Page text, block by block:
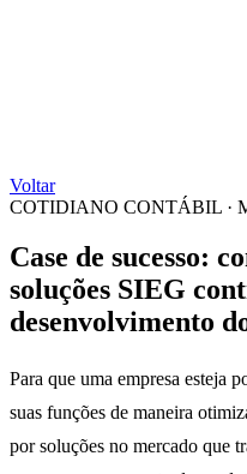
Voltar
COTIDIANO CONTÁBIL ·
Case de sucesso:
soluções SIEG
desenvolvimento
Para que uma empresa esteja
suas funções de maneira
por soluções no mercado que